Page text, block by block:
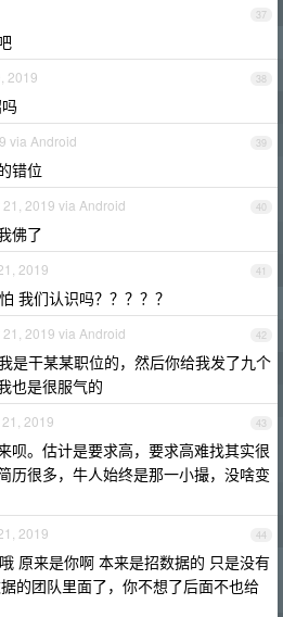
37
38
2019
39
via Android
错位
40
21, 2019 via Android
佛了
41
2019
我们认识吗？？？？？
42
21, 2019 via Android
是干某某职位的，然后你给我发了九个
也是很服气的
43
2019
呗。估计是要求高，要求高难找其实很
历很多，牛人始终是那一小撮，没啥变
44
2019
原来是你啊 本来是招数据的 只是没有
的团队里面了，你不想了后面不也给